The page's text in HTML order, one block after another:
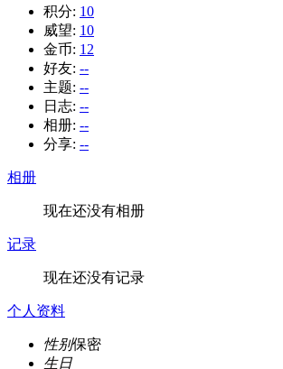
积分: 10
威望: 10
金币: 12
好友: --
主题: --
日志: --
相册: --
分享: --
相册
现在还没有相册
记录
现在还没有记录
个人资料
性别保密
生日